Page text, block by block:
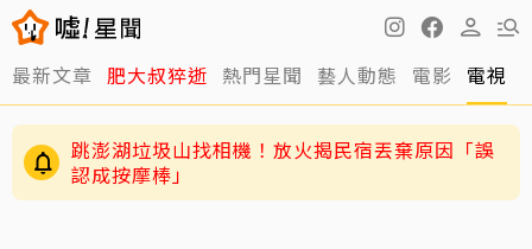
最新文章 肥大叔猝逝 熱門星聞 藝人動態 電影 電視
GD私下反差萌藏不住！霸總遇大聲公秒變乖兒
子、與法師合照掀網暴動
跳澎湖垃圾山找相機！放火揭民宿丟棄原因「誤